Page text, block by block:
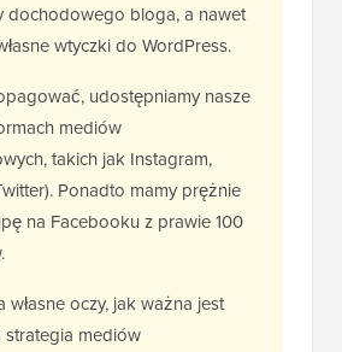
dochodowego bloga, a nawet
wtyczki do WordPress.
udostępniamy nasze
mediów
takich jak Instagram,
Ponadto mamy prężnie
na Facebooku z prawie 100
własne oczy, jak ważna jest
mediów